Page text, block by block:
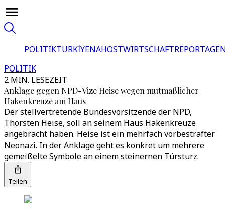
POLITIKTÜRKİYENAHOSTWIRTSCHAFT
POLITIK
2 MIN. LESEZEIT
Anklage gegen NPD-Vize Heise wegen mutmaßlicher
Hakenkreuze am Haus
Der stellvertretende Bundesvorsitzende der NPD,
Thorsten Heise, soll an seinem Haus Hakenkreuze
angebracht haben. Heise ist ein mehrfach vorbestrafter
Neonazi. In der Anklage geht es konkret um mehrere
gemeißelte Symbole an einem steinernen Türsturz.
Teilen